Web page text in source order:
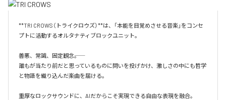
**TRI CROWS（トライクロウズ）**は、「本能を目覚めさせる音楽」をコンセ
プトに活動するオルタナティブロックユニット。
善悪、常識、固定観念――。
誰もが当たり前だと思っているものに問いを投げかけ、激しさの中にも哲学
と物語を織り込んだ楽曲を届ける。
重厚なロックサウンドに、AIだからこそ実現できる自由な表現を融合。